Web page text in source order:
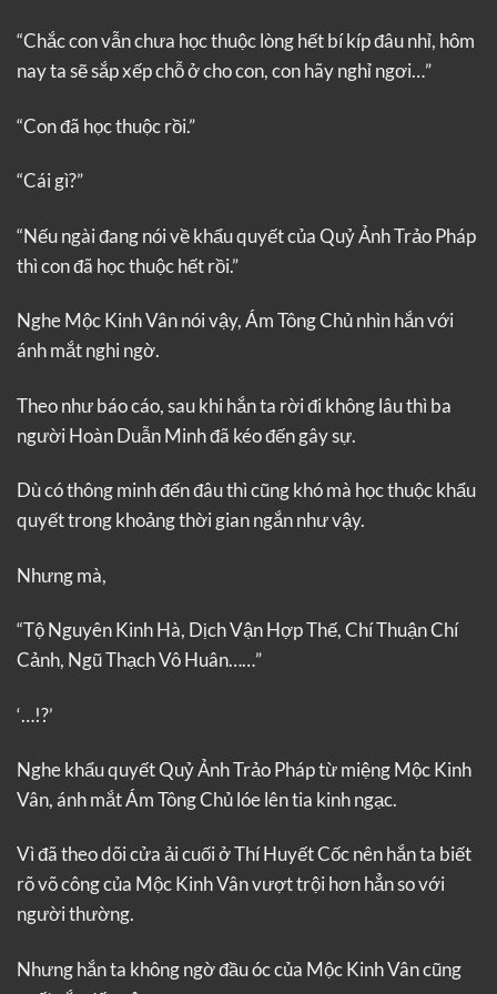
“Chắc con vẫn chưa học thuộc lòng hết bí kíp đâu nhỉ, hôm
nay ta sẽ sắp xếp chỗ ở cho con, con hãy nghỉ ngơi…”
“Con đã học thuộc rồi.”
“Cái gì?”
“Nếu ngài đang nói về khẩu quyết của Quỷ Ảnh Trảo Pháp
thì con đã học thuộc hết rồi.”
Nghe Mộc Kinh Vân nói vậy, Ám Tông Chủ nhìn hắn với
ánh mắt nghi ngờ.
Theo như báo cáo, sau khi hắn ta rời đi không lâu thì ba
người Hoàn Duẫn Minh đã kéo đến gây sự.
Dù có thông minh đến đâu thì cũng khó mà học thuộc khẩu
quyết trong khoảng thời gian ngắn như vậy.
Nhưng mà,
“Tộ Nguyên Kinh Hà, Dịch Vận Hợp Thế, Chí Thuận Chí
Cảnh, Ngũ Thạch Vô Huân……”
‘…!?’
Nghe khẩu quyết Quỷ Ảnh Trảo Pháp từ miệng Mộc Kinh
Vân, ánh mắt Ám Tông Chủ lóe lên tia kinh ngạc.
Vì đã theo dõi cửa ải cuối ở Thí Huyết Cốc nên hắn ta biết
rõ võ công của Mộc Kinh Vân vượt trội hơn hẳn so với
người thường.
Nhưng hắn ta không ngờ đầu óc của Mộc Kinh Vân cũng